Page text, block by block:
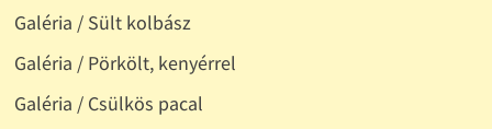
Galéria / Sült kolbász
Galéria / Pörkölt, kenyérrel
Galéria / Csülkös pacal